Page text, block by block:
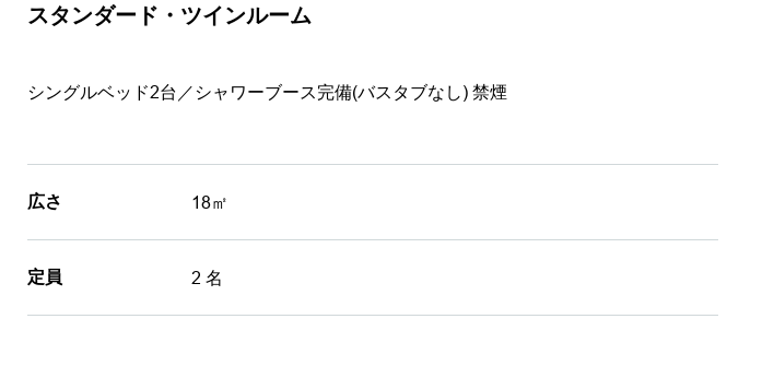
スタンダード・ツインルーム
シングルベッド2台／シャワーブース完備(バスタブなし) 禁煙
広さ 18㎡
定員 2 名